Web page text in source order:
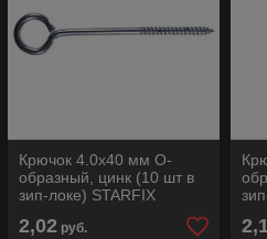
Крючок 4.0х40 мм О-
образный, цинк (10 шт в
зип-локе) STARFIX
2,02руб.